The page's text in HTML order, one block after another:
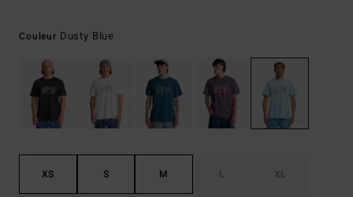
Couleur Dusty Blue
XS S M L XL